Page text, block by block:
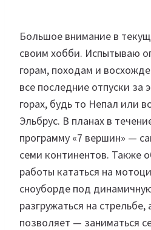
Большое внимание в
своим хобби. Испытываю
горам, походам и
все последние отпуски за
горах, будь то Непал или
Эльбрус. В планах в
программу «7 вершин» —
семи континентов. Также
работы кататься на
сноуборде под
разгружаться на
позволяет — заниматься